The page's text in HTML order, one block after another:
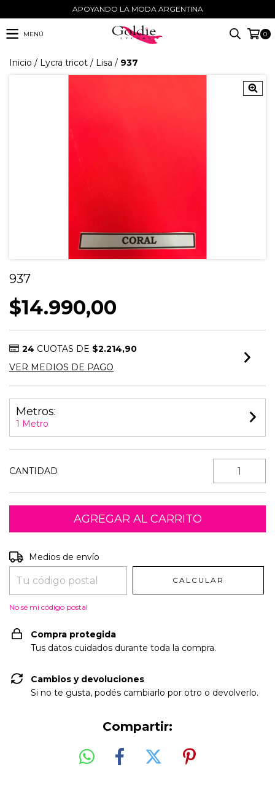
APOYANDO LA MODA ARGENTINA
MENÚ 0
Inicio / Lycra tricot / Lisa / 937
937
$14.990,00
24 CUOTAS DE $2.214,90
VER MEDIOS DE PAGO
Metros:
1 Metro
CANTIDAD
Entregas para el CP:
Medios de envío
CALCULAR
No sé mi código postal
Compra protegida
Tus datos cuidados durante toda la compra.
Cambios y devoluciones
Si no te gusta, podés cambiarlo por otro o devolverlo.
Compartir: